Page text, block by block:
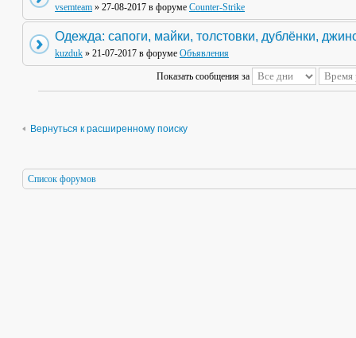
vsemteam » 27-08-2017 в форуме Counter-Strike
Одежда: сапоги, майки, толстовки, дублёнки,
kuzduk » 21-07-2017 в форуме Объявления
Показать сообщения за
Вернуться к расширенному поиску
Список форумов